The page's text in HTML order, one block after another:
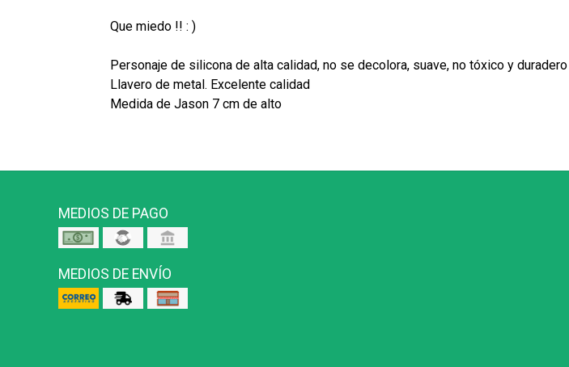
Que miedo !! : )
Personaje de silicona de alta calidad, no se decolora, suave, no tóxico y duradero
Llavero de metal. Excelente calidad
Medida de Jason 7 cm de alto
MEDIOS DE PAGO
MEDIOS DE ENVÍO